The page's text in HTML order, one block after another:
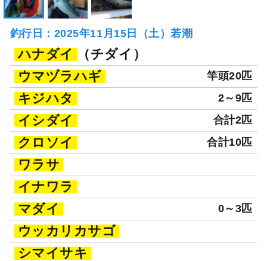
釣行日：2025年11月15日（土）若潮
ハナダイ
（チダイ）
ウマヅラハギ
竿頭20匹
キジハタ 2～9匹
イシダイ 合計2匹
クロソイ 合計10匹
ワラサ
イナワラ
マダイ
0～3匹
ウッカリカサゴ
シマイサキ